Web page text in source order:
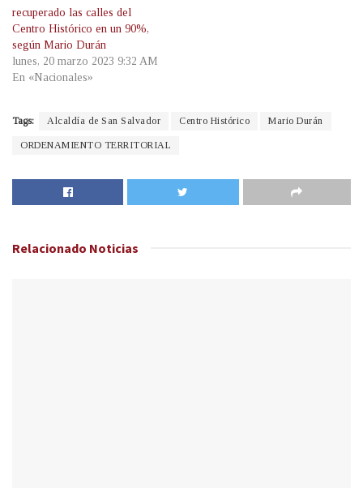
recuperado las calles del
Centro Histórico en un 90%,
según Mario Durán
lunes, 20 marzo 2023 9:32 AM
En «Nacionales»
Tags: Alcaldía de San Salvador Centro Histórico Mario Durán
ORDENAMIENTO TERRITORIAL
Relacionado Noticias